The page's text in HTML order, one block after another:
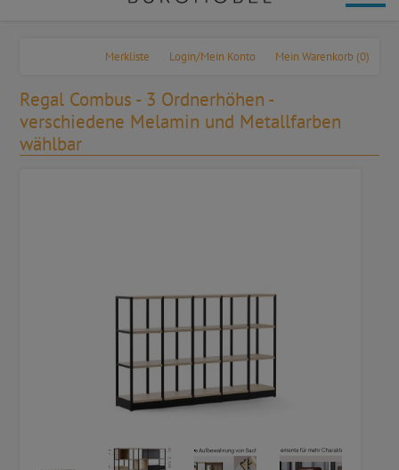
Mein Warenkorb (0)
Login/Mein Konto
Merkliste
Regal Combus - 3 Ordnerhöhen -
verschiedene Melamin und Metallfarben
wählbar